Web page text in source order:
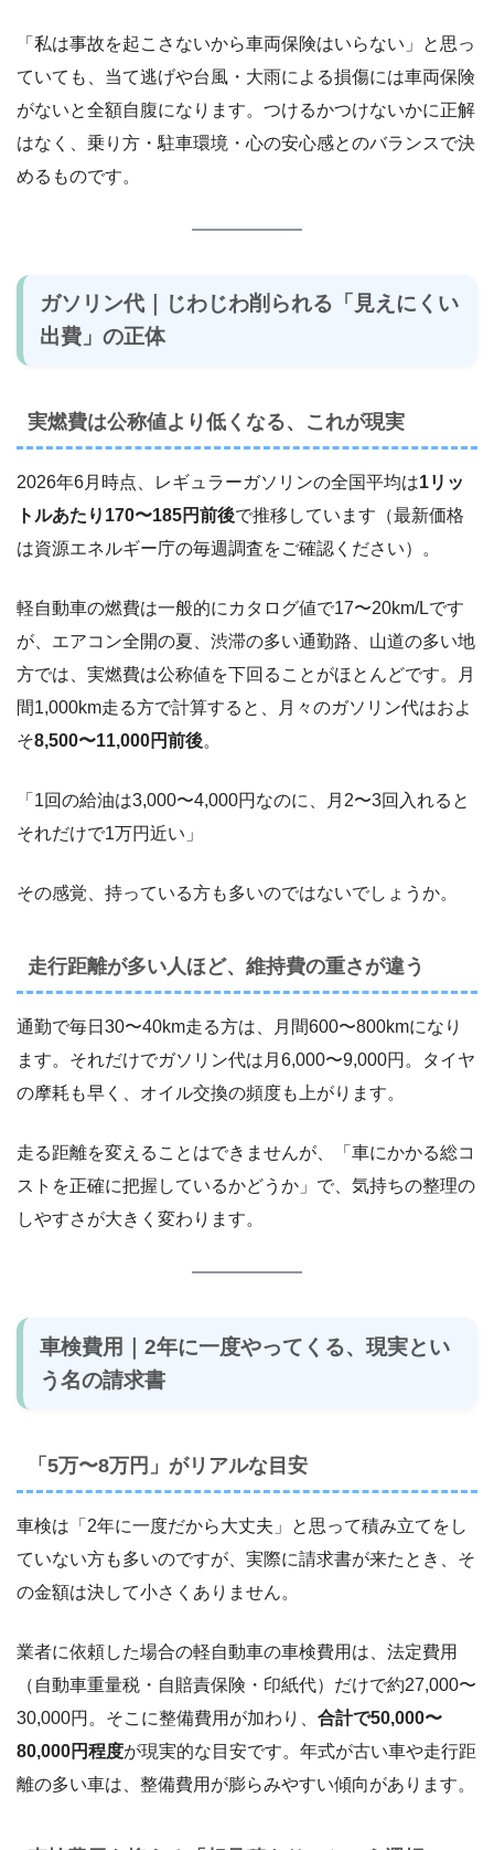
「私は事故を起こさないから車両保険はいらない」と思っ
ていても、当て逃げや台風・大雨による損傷には車両保険
がないと全額自腹になります。つけるかつけないかに正解
はなく、乗り方・駐車環境・心の安心感とのバランスで決
めるものです。
ガソリン代｜じわじわ削られる「見えにくい
出費」の正体
実燃費は公称値より低くなる、これが現実
2026年6月時点、レギュラーガソリンの全国平均は1リッ
トルあたり170〜185円前後で推移しています（最新価格
は資源エネルギー庁の毎週調査をご確認ください）。
軽自動車の燃費は一般的にカタログ値で17〜20km/Lです
が、エアコン全開の夏、渋滞の多い通勤路、山道の多い地
方では、実燃費は公称値を下回ることがほとんどです。月
間1,000km走る方で計算すると、月々のガソリン代はおよ
そ8,500〜11,000円前後。
「1回の給油は3,000〜4,000円なのに、月2〜3回入れると
それだけで1万円近い」
その感覚、持っている方も多いのではないでしょうか。
走行距離が多い人ほど、維持費の重さが違う
通勤で毎日30〜40km走る方は、月間600〜800kmになり
ます。それだけでガソリン代は月6,000〜9,000円。タイヤ
の摩耗も早く、オイル交換の頻度も上がります。
走る距離を変えることはできませんが、「車にかかる総コ
ストを正確に把握しているかどうか」で、気持ちの整理の
しやすさが大きく変わります。
車検費用｜2年に一度やってくる、現実とい
う名の請求書
「5万〜8万円」がリアルな目安
車検は「2年に一度だから大丈夫」と思って積み立てをし
ていない方も多いのですが、実際に請求書が来たとき、そ
の金額は決して小さくありません。
業者に依頼した場合の軽自動車の車検費用は、法定費用
（自動車重量税・自賠責保険・印紙代）だけで約27,000〜
30,000円。そこに整備費用が加わり、 合計で50,000〜
80,000円程度が現実的な目安です。年式が古い車や走行距
離の多い車は、整備費用が膨らみやすい傾向があります。